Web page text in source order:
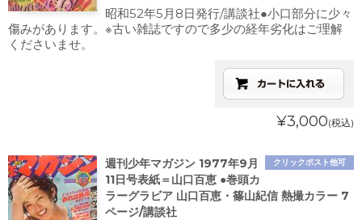
昭和52年5月8日発行/講談社●小口部分に少々
傷みがあります。※古い雑誌ですので多少の経年劣化はご理解
くださいませ。
¥3,000(税込)
クリックポスト他可
週刊少年マガジン 1977年9月
11日号表紙＝山口百恵 ●巻頭カ
ラーグラビア 山口百恵・篠山紀信 熱撮カラー 7
ページ/講談社